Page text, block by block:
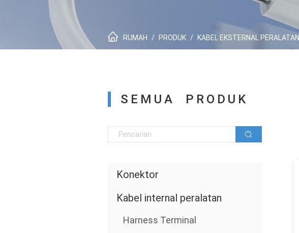
RUMAH / PRODUK / KABEL EKSTERNAL PERALATAN
SEMUA PRODUK
Konektor
Kabel internal peralatan
Harness Terminal